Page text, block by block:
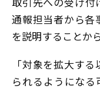
通報担当者から各
を説明することか
「対象を拡大す
られるようにな